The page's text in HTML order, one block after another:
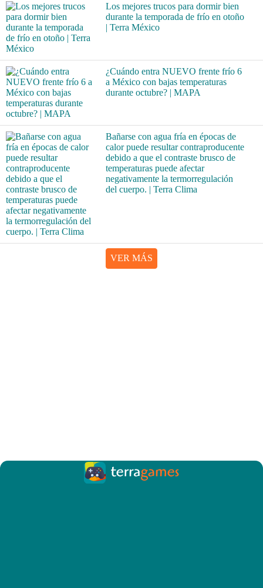
Los mejores trucos para dormir bien
durante la temporada de frío en otoño
| Terra México
¿Cuándo entra NUEVO frente frío 6
a México con bajas temperaturas
durante octubre? | MAPA
Bañarse con agua fría en épocas de
calor puede resultar contraproducente
debido a que el contraste brusco de
temperaturas puede afectar
negativamente la termorregulación
del cuerpo. | Terra Clima
VER MÁS